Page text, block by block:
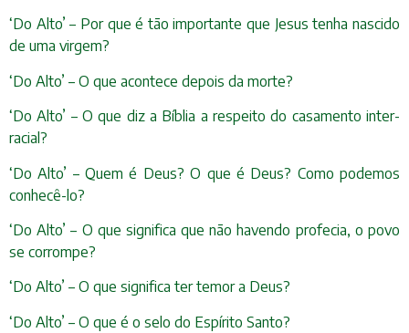
‘Do Alto’ – Por que é tão importante que Jesus tenha nascido
de uma virgem?
‘Do Alto’ – O que acontece depois da morte?
‘Do Alto’ – O que diz a Bíblia a respeito do casamento inter-
racial?
‘Do Alto’ – Quem é Deus? O que é Deus? Como podemos
conhecê-lo?
‘Do Alto’ – O que significa que não havendo profecia, o povo
se corrompe?
‘Do Alto’ – O que significa ter temor a Deus?
‘Do Alto’ – O que é o selo do Espírito Santo?